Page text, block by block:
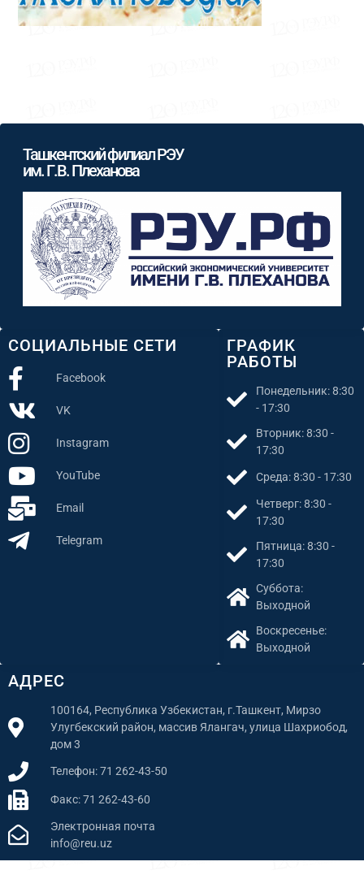
АДРЕС
100164, Республика Узбекистан, г.Ташкент, Мирзо
Улугбекский район, массив Ялангач, улица Шахриобод,
дом 3
Телефон: 71 262-43-50
Факс: 71 262-43-60
Электронная почта
info@reu.uz
ГРАФИК
РАБОТЫ
Понедельник: 8:30
- 17:30
Вторник: 8:30 -
17:30
Среда: 8:30 - 17:30
Четверг: 8:30 -
17:30
Пятница: 8:30 -
17:30
Суббота:
Выходной
Воскресенье:
Выходной
СОЦИАЛЬНЫЕ СЕТИ
Facebook
VK
Instagram
YouTube
Email
Telegram
Ташкентский филиал РЭУ
им. Г.В. Плеханова